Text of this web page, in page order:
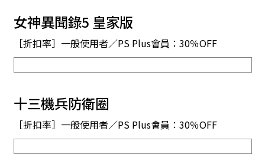
女神異聞錄5 皇家版
［折扣率］一般使用者／PS Plus會員：30％OFF
十三機兵防衛圈
［折扣率］一般使用者／PS Plus會員：30％OFF